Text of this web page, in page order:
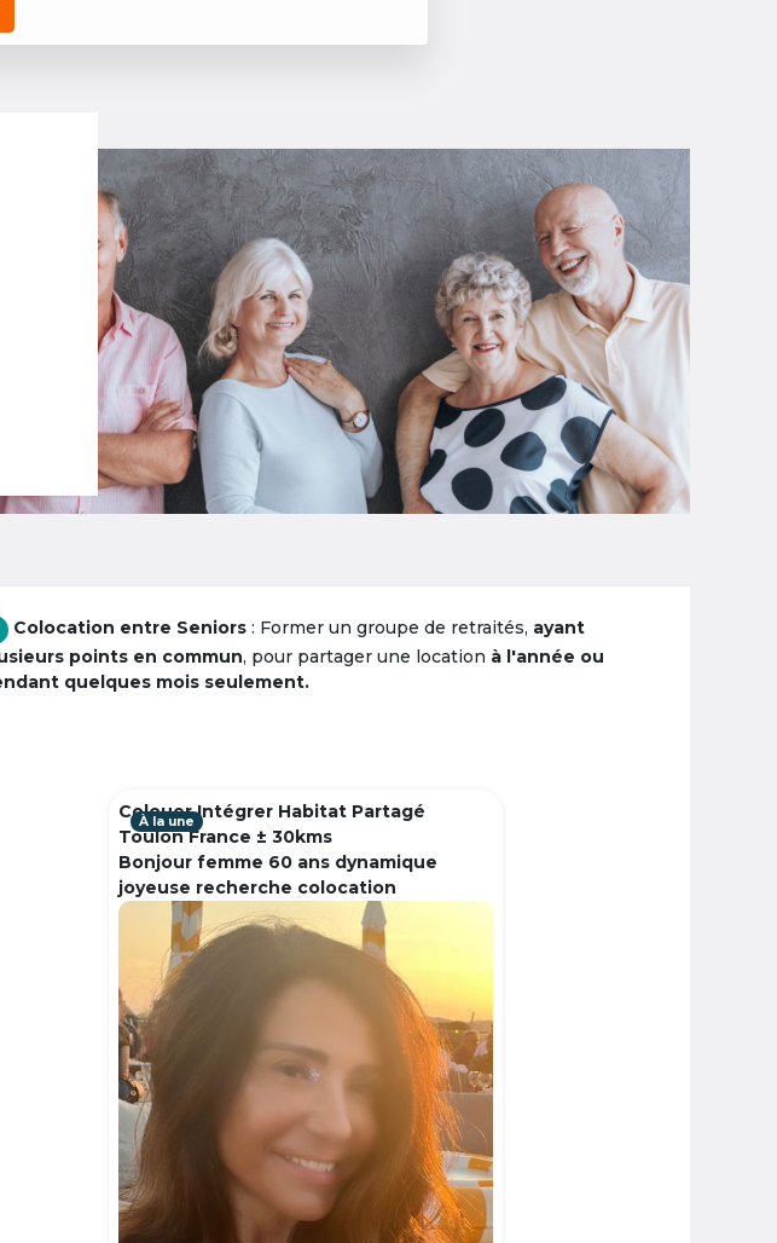
Colocation entre Seniors : Former un groupe de retraités, ayant
points en commun, pour partager une location à l'année ou
quelques mois seulement.
Colouer Intégrer Habitat Partagé
Toulon France ± 30kms
Bonjour femme 60 ans dynamique
joyeuse recherche colocation
À la une